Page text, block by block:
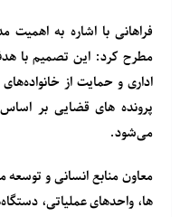
فراهانی با اشاره به
مطرح کرد: این تصمیم با
اداری و حمایت از
پرونده های قضایی بر
می‌شود.
معاون منابع انسانی و توسعه
ها، واحدهای عملیاتی،